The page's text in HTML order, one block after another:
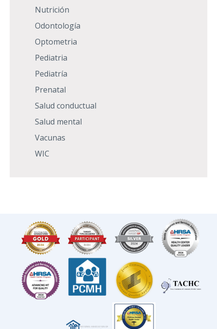
Nutrición
Odontología
Optometria
Pediatria
Pediatría
Prenatal
Salud conductual
Salud mental
Vacunas
WIC